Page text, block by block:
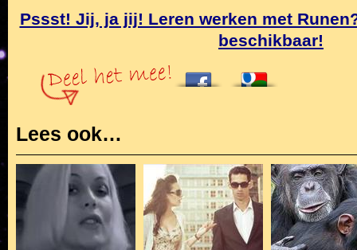
Pssst! Jij, ja jij! Leren werken met
beschikbaar!
Lees ook…